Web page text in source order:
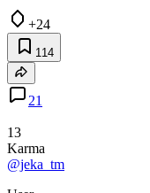
+24
114
21
13
Karma
@jeka_tm